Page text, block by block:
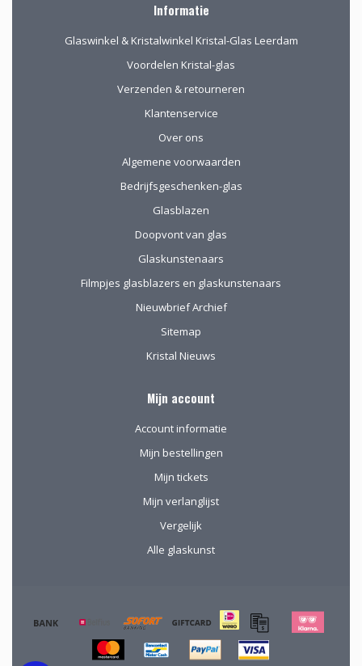
de juiste keuzes te
van ver kwamen
werd de aangeboden
gewaardeerd.
Informatie
Glaswinkel & Kristalwinkel Kristal-Glas Leerdam
Voordelen Kristal-glas
Verzenden & retourneren
Klantenservice
Over ons
Algemene voorwaarden
Bedrijfsgeschenken-glas
Glasblazen
Doopvont van glas
Glaskunstenaars
Filmpjes glasblazers en glaskunstenaars
Nieuwbrief Archief
Sitemap
Kristal Nieuws
Mijn account
Account informatie
Mijn bestellingen
Mijn tickets
Mijn verlanglijst
Vergelijk
Alle glaskunst